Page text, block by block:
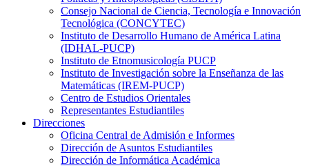
Consejo Nacional de Ciencia, Tecnología e Innovación
Tecnológica (CONCYTEC)
Instituto de Desarrollo Humano de América Latina
(IDHAL-PUCP)
Instituto de Etnomusicología PUCP
Instituto de Investigación sobre la Enseñanza de las
Matemáticas (IREM-PUCP)
Centro de Estudios Orientales
Representantes Estudiantiles
Direcciones
Oficina Central de Admisión e Informes
Dirección de Asuntos Estudiantiles
Dirección de Informática Académica